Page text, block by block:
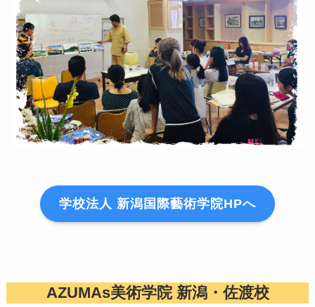
学校法人 新潟国際藝術学院HPへ
AZUMAs美術学院 新潟・佐渡校